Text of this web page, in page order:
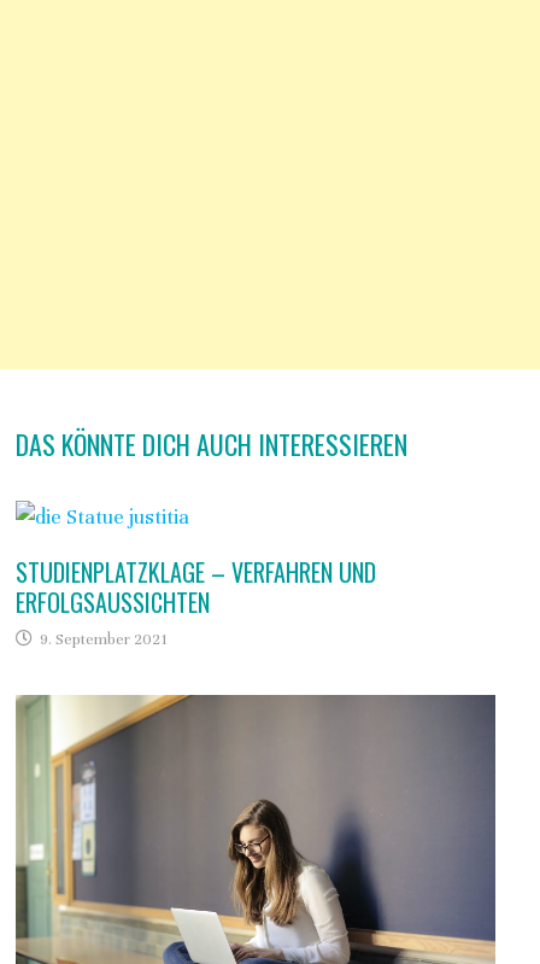
DAS KÖNNTE DICH AUCH INTERESSIEREN
STUDIENPLATZKLAGE – VERFAHREN UND
ERFOLGSAUSSICHTEN
9. September 2021